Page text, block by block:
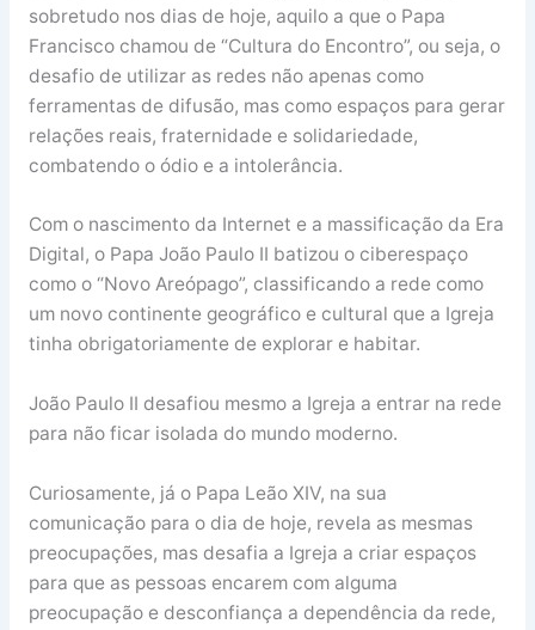
sobretudo nos dias de hoje, aquilo a que o Papa
Francisco chamou de “Cultura do Encontro”, ou seja, o
desafio de utilizar as redes não apenas como
ferramentas de difusão, mas como espaços para gerar
relações reais, fraternidade e solidariedade,
combatendo o ódio e a intolerância.
Com o nascimento da Internet e a massificação da Era
Digital, o Papa João Paulo II batizou o ciberespaço
como o “Novo Areópago”, classificando a rede como
um novo continente geográfico e cultural que a Igreja
tinha obrigatoriamente de explorar e habitar.
João Paulo II desafiou mesmo a Igreja a entrar na rede
para não ficar isolada do mundo moderno.
Curiosamente, já o Papa Leão XIV, na sua
comunicação para o dia de hoje, revela as mesmas
preocupações, mas desafia a Igreja a criar espaços
para que as pessoas encarem com alguma
preocupação e desconfiança a dependência da rede,